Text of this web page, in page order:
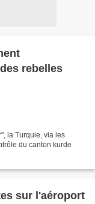
rebelles
la Turquie, via les
du canton kurde
sur l'aéroport